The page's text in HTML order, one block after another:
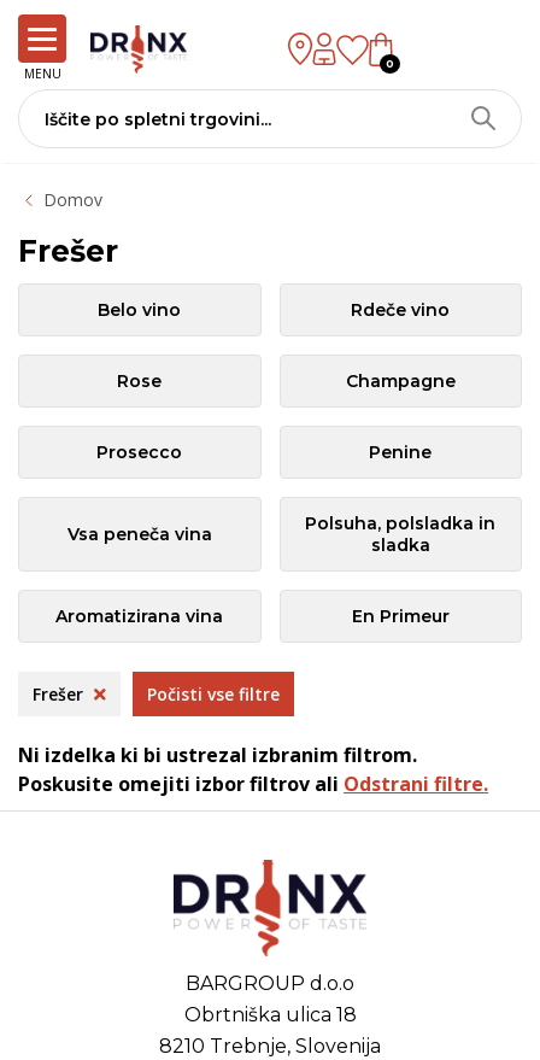
MENU
0
Domov
Frešer
Belo vino Rdeče vino
Rose Champagne
Prosecco Penine
Vsa peneča vina
Polsuha, polsladka in
sladka
Aromatizirana vina En Primeur
Frešer Počisti vse filtre
Ni izdelka ki bi ustrezal izbranim filtrom.
Poskusite omejiti izbor filtrov ali Odstrani filtre.
BARGROUP d.o.o
Obrtniška ulica 18
8210 Trebnje, Slovenija